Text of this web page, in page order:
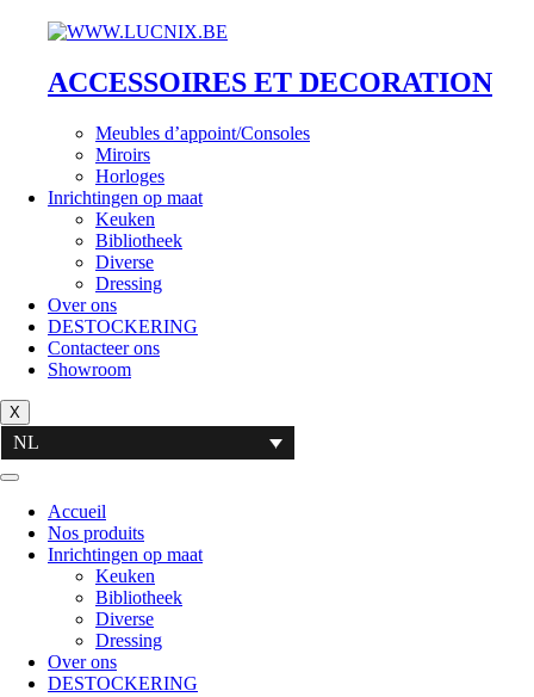
ACCESSOIRES ET DECORATION
Meubles d’appoint/Consoles
Miroirs
Horloges
Inrichtingen op maat
Keuken
Bibliotheek
Diverse
Dressing
Over ons
DESTOCKERING
Contacteer ons
Showroom
X
NL
Accueil
Nos produits
Inrichtingen op maat
Keuken
Bibliotheek
Diverse
Dressing
Over ons
DESTOCKERING